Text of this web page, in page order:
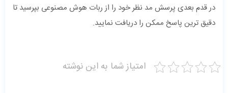
در قدم بعدی پرسش مد نظر خود را از ربات هوش مصنوعی بپرسید تا
دقیق‌ ترین پاسخ ممکن را دریافت نمایید.
امتیاز شما به این نوشته